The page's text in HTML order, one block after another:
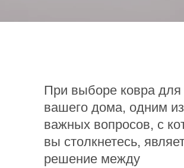
При выборе ковра для
вашего дома, одним из
важных вопросов, с
вы столкнетесь,
решение между